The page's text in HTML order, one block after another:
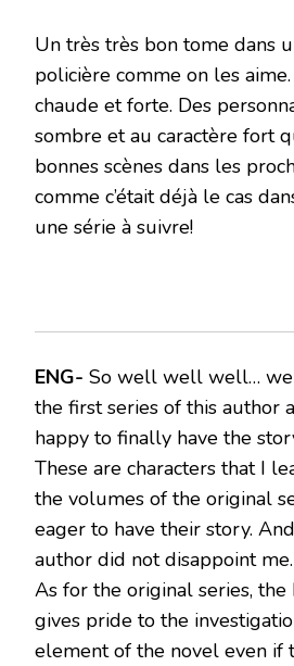
Un très très bon tome dans
policière comme on les
chaude et forte. Des
sombre et au caractère fort
bonnes scènes dans les
comme c’était déjà le cas
une série à suivre!
ENG- So well well well…
the first series of this author
happy to finally have the
These are characters that I
the volumes of the original
eager to have their story.
author did not disappoint me.
As for the original series,
gives pride to the
element of the novel even if